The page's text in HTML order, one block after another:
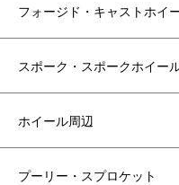
フォージド・キャストホイ
スポーク・スポークホイー
ホイール周辺
プーリー・スプロケット